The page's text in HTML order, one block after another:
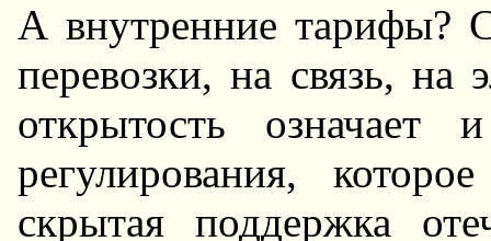
А внутренние тарифы?
перевозки, на связь, на
открытость означает
регулирования,
скрытая поддержка